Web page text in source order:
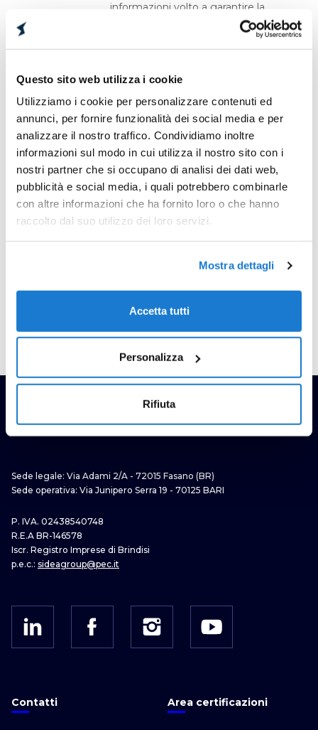
Questo sito web utilizza i cookie
Utilizziamo i cookie per personalizzare contenuti ed
annunci, per fornire funzionalità dei social media e per
analizzare il nostro traffico. Condividiamo inoltre
informazioni sul modo in cui utilizza il nostro sito con i
nostri partner che si occupano di analisi dei dati web,
pubblicità e social media, i quali potrebbero combinarle
con altre informazioni che ha fornito loro o che hanno
raccolto dal suo utilizzo dei loro servizi.
Mostra dettagli
Accetta tutti
Personalizza
Rifiuta
informazioni volto a garantire la
riservatezza, l’integrità e la
disponibilità dei dati, attraverso
processi strutturati.
CERTIFICAZIONE ISO
9001:2015 (IAF 33):
QUALITÀ NEI SERVIZI
PROFESSIONALI
La nostra azienda adotta un
Sistema di Gestione per la Qualità
certificato ISO 9001:2015 nel
settore IAF 33, a garanzia di processi
efficaci, competenze qualificate e
servizi professionali erogati secondo
PARITÀ DI GENERE
Iscriviti alla newsletter
Sede legale: Via Adami 2/A - 72015 Fasano (BR)
Sede operativa: Via Junipero Serra 19 - 70125 BARI
P. IVA. 02438540748
R.E.A BR-146578
Iscr. Registro Imprese di Brindisi
p.e.c.: sideagroup@pec.it
Contatti Area certificazioni